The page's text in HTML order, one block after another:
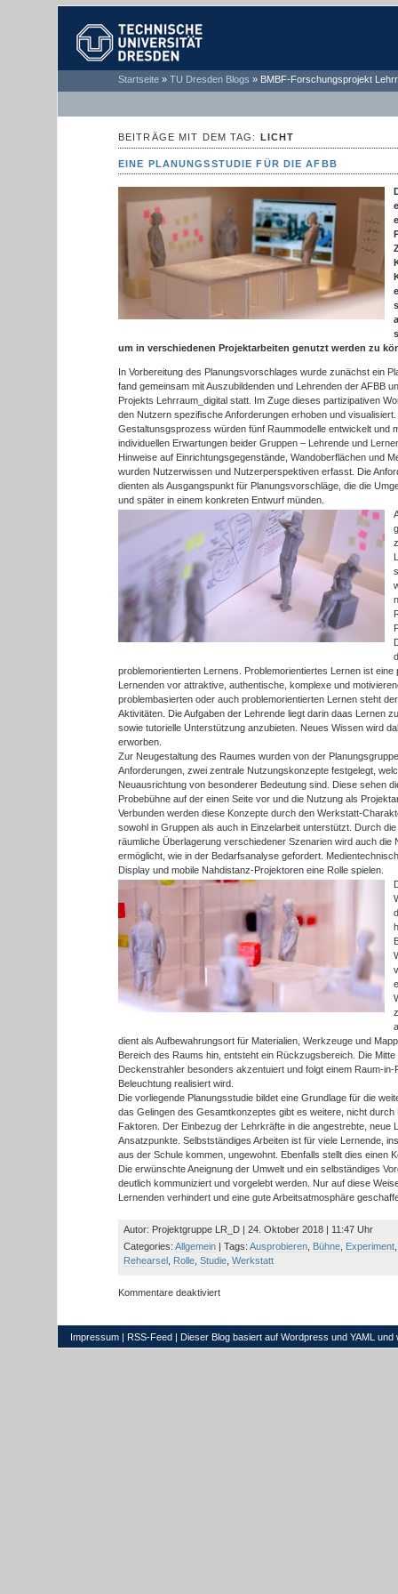
TECHNISCHE
UNIVERSITÄT
Startseite » TU Dresden Blogs » BMBF-Forschungsprojekt
BEITRÄGE MIT DEM TAG: LICHT
EINE PLANUNGSSTUDIE FÜR DIE AFBB
um in verschiedenen Projektarbeiten genutzt werden zu
In Vorbereitung des Planungsvorschlages wurde zunächst ein
fand gemeinsam mit Auszubildenden und Lehrenden der AFBB
Projekts Lehrraum_digital statt. Im Zuge dieses partizipativen
den Nutzern spezifische Anforderungen erhoben und
Gestaltunsgsprozess würden fünf Raummodelle entwickelt und
individuellen Erwartungen beider Gruppen – Lehrende und
Hinweise auf Einrichtungsgegenstände, Wandoberflächen und
wurden Nutzerwissen und Nutzerperspektiven erfasst. Die
dienten als Ausgangspunkt für Planungsvorschläge, die die
und später in einem konkreten Entwurf münden.
problemorientierten Lernens. Problemorientiertes Lernen ist
Lernenden vor attraktive, authentische, komplexe und
problembasierten oder auch problemorientierten Lernen steht
Aktivitäten. Die Aufgaben der Lehrende liegt darin daas Lernen
sowie tutorielle Unterstützung anzubieten. Neues Wissen wird
erworben.
Zur Neugestaltung des Raumes wurden von der
Anforderungen, zwei zentrale Nutzungskonzepte festgelegt,
Neuausrichtung von besonderer Bedeutung sind. Diese sehen
Probebühne auf der einen Seite vor und die Nutzung als
Verbunden werden diese Konzepte durch den Werkstatt-
sowohl in Gruppen als auch in Einzelarbeit unterstützt. Durch
räumliche Überlagerung verschiedener Szenarien wird auch die
ermöglicht, wie in der Bedarfsanalyse gefordert.
Display und mobile Nahdistanz-Projektoren eine Rolle spielen.
dient als Aufbewahrungsort für Materialien, Werkzeuge und
Bereich des Raums hin, entsteht ein Rückzugsbereich. Die
Deckenstrahler besonders akzentuiert und folgt einem Raum-
Beleuchtung realisiert wird.
Die vorliegende Planungsstudie bildet eine Grundlage für die
das Gelingen des Gesamtkonzeptes gibt es weitere, nicht durch
Faktoren. Der Einbezug der Lehrkräfte in die angestrebte, neue
Ansatzpunkte. Selbstständiges Arbeiten ist für viele Lernende,
aus der Schule kommen, ungewohnt. Ebenfalls stellt dies einen
Die erwünschte Aneignung der Umwelt und ein selbständiges
deutlich kommuniziert und vorgelebt werden. Nur auf diese
Lernenden verhindert und eine gute Arbeitsatmosphäre
Autor: Projektgruppe LR_D | 24. Oktober 2018 | 11:47 Uhr
Categories:Allgemein | Tags:Ausprobieren Bühne Experiment
Rehearsel Rolle ,Studie ,Werkstatt
Kommentare deaktiviertfür
für
die
Impressum | RSS-Feed | Dieser Blog basiert auf Wordpress und YAML und